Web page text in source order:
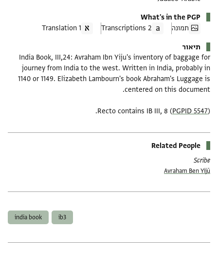
What's in the PGP
תמונה
2 Transcriptions
1 Translation
תיאור
India Book, III,24: Avraham Ibn Yiju's inventory of baggage for
journey from India to the west. Written in India, probably in
1140 or 1149. Elizabeth Lambourn's book Abraham's Luggage is
Recto contains IB III, 8 (PGPID 5547).
Related People
Scribe
Avraham Ben Yijū
ib3
india book